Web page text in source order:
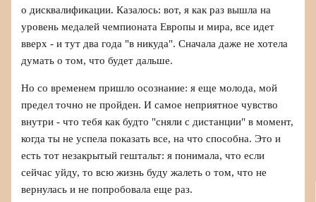
о дисквалификации. Казалось: вот, я как раз вышла на
уровень медалей чемпионата Европы и мира, все идет
вверх - и тут два года "в никуда". Сначала даже не хотела
думать о том, что будет дальше.
Но со временем пришло осознание: я еще молода, мой
предел точно не пройден. И самое неприятное чувство
внутри - что тебя как будто "сняли с дистанции" в момент,
когда ты не успела показать все, на что способна. Это и
есть тот незакрытый гештальт: я понимала, что если
сейчас уйду, то всю жизнь буду жалеть о том, что не
вернулась и не попробовала еще раз.